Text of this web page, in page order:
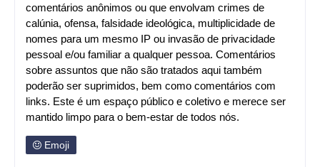
comentários anônimos ou que envolvam crimes de
calúnia, ofensa, falsidade ideológica, multiplicidade de
nomes para um mesmo IP ou invasão de privacidade
pessoal e/ou familiar a qualquer pessoa. Comentários
sobre assuntos que não são tratados aqui também
poderão ser suprimidos, bem como comentários com
links. Este é um espaço público e coletivo e merece ser
mantido limpo para o bem-estar de todos nós.
Emoji